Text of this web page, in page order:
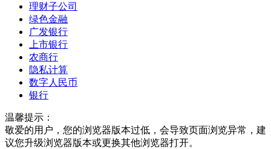
理财子公司
绿色金融
广发银行
上市银行
农商行
隐私计算
数字人民币
银行
温馨提示：
敬爱的用户，您的浏览器版本过低，会导致页面浏览异常，建
议您升级浏览器版本或更换其他浏览器打开。